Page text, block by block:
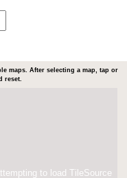
maps. After selecting a map, tap or
reset.
to load TileSource